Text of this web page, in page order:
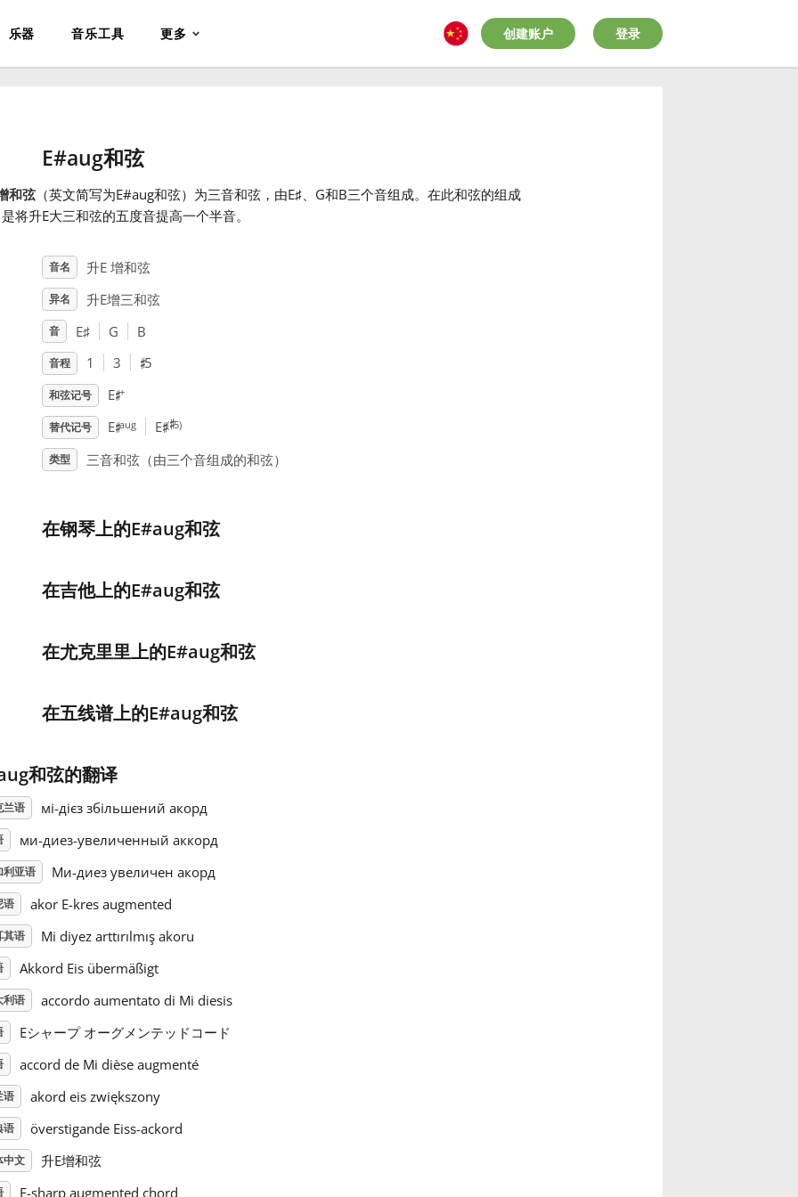
乐器 音乐工具 更多 创建账户 登录
E#aug和弦
和弦（英文简写为E#aug和弦）为三音和弦，由E♯、G和B三个音组成。在此和弦的组成
将升E大三和弦的五度音提高一个半音。
音名 升E 增和弦
异名 升E增三和弦
音 E♯ G B
音程 1 3 ♯5
和弦记号 E♯+
替代记号 E♯aug E♯(♯5)
类型 三音和弦（由三个音组成的和弦）
在钢琴上的E#aug和弦
在吉他上的E#aug和弦
在尤克里里上的E#aug和弦
在五线谱上的E#aug和弦
和弦的翻译
兰语 мі-дієз збільшений акорд
ми-диез-увеличенный аккорд
利亚语 Ми-диез увеличен акорд
语 akor E-kres augmented
其语 Mi diyez arttırılmış akoru
Akkord Eis übermäßigt
利语 accordo aumentato di Mi diesis
Eシャープ オーグメンテッドコード
accord de Mi dièse augmenté
语 akord eis zwiększony
语 överstigande Eiss-ackord
中文 升E增和弦
E-sharp augmented chord